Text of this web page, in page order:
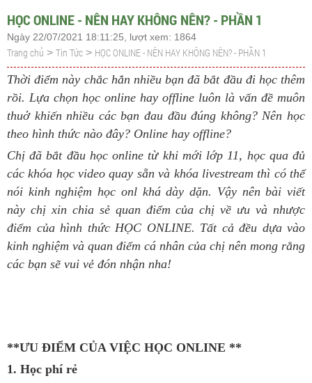
HỌC ONLINE - NÊN HAY KHÔNG NÊN? - PHẦN 1
Ngày 22/07/2021 18:11:25, lượt xem: 1864
Trang chủ > Tin Tức > HỌC ONLINE - NÊN HAY KHÔNG NÊN? - PHẦN 1
Thời điểm này chắc hẳn nhiều bạn đã bắt đầu đi học thêm
rồi. Lựa chọn học online hay offline luôn là vấn đề muôn
thuở khiến nhiều các bạn đau đầu đúng không? Nên học
theo hình thức nào đây? Online hay offline?
Chị đã bắt đầu học online từ khi mới lớp 11, học qua đủ
các khóa học video quay sẵn và khóa livestream thì có thể
nói kinh nghiệm học onl khá dày dặn. Vậy nên bài viết
này chị xin chia sẻ quan điểm của chị về ưu và nhược
điểm của hình thức HỌC ONLINE. Tất cả đều dựa vào
kinh nghiệm và quan điểm cá nhân của chị nên mong rằng
các bạn sẽ vui vẻ đón nhận nha!
**ƯU ĐIỂM CỦA VIỆC HỌC ONLINE **
1. Học phí rẻ